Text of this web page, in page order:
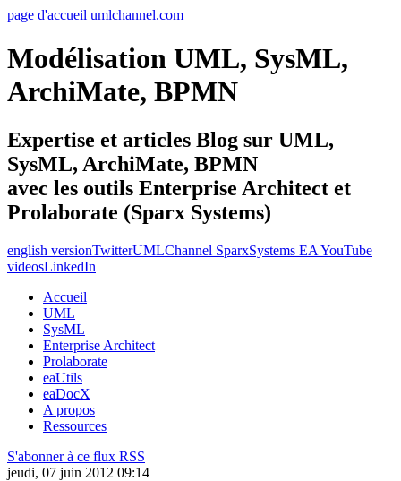
page d'accueil umlchannel.com
Modélisation UML, SysML,
ArchiMate, BPMN
Expertise et articles Blog sur UML,
SysML, ArchiMate, BPMN
avec les outils Enterprise Architect et
Prolaborate (Sparx Systems)
english versionTwitterUMLChannel SparxSystems EA YouTube
videosLinkedIn
Accueil
UML
SysML
Enterprise Architect
Prolaborate
eaUtils
eaDocX
A propos
Ressources
S'abonner à ce flux RSS
jeudi, 07 juin 2012 09:14